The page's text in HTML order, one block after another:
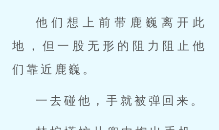
他们想上前带鹿巍离开此
地，但一股无形的阻力阻止他
们靠近鹿巍。
一去碰他，手就被弹回来。